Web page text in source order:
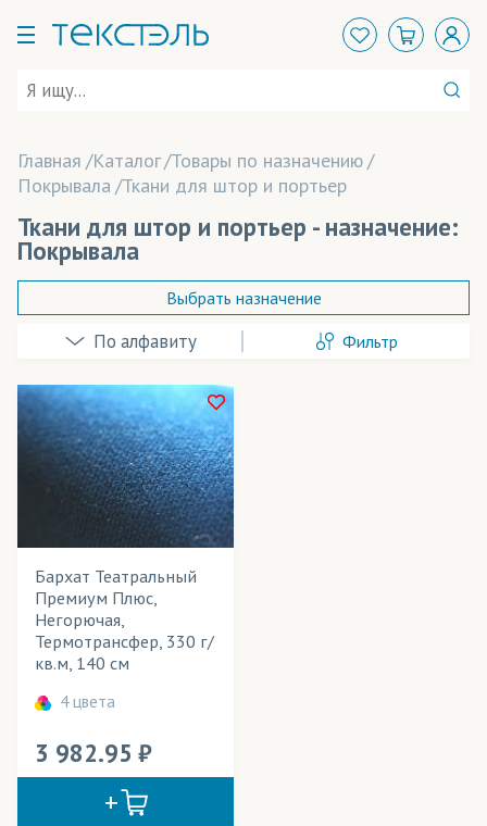
Главная Каталог Товары по назначению
Покрывала Ткани для штор и портьер
Ткани для штор и портьер - назначение:
Покрывала
Аксессуары
Арт-объекты
Балдахины
Вечерние наряды
Вымпелы
Выставочные стенды
Галстуки
Декорации
Выбрать назначение
Фильтр
В наличии
Весь товар
Технология печати
Применение в изделиях
Тип товара
Цвет
Бархат Театральный
Премиум Плюс,
Негорючая,
Термотрансфер, 330 г/
кв.м, 140 см
4 цвета
3 982.95